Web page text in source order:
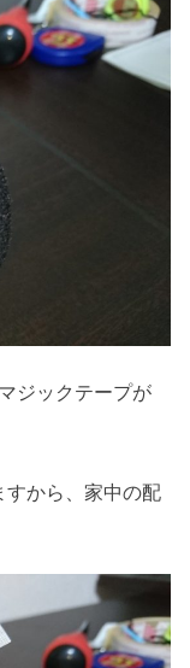
ジックテープが
から、家中の配